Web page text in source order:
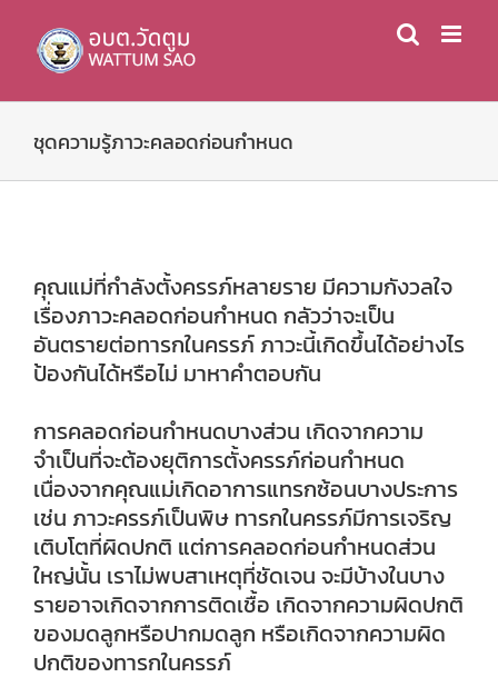
content
ชุดความรู้ภาวะคลอดก่อนกำหนด
คุณแม่ที่กำลังตั้งครรภ์หลายราย มีความกังวลใจ
เรื่องภาวะคลอดก่อนกำหนด กลัวว่าจะเป็น
อันตรายต่อทารกในครรภ์ ภาวะนี้เกิดขึ้นได้อย่างไร
ป้องกันได้หรือไม่ มาหาคำตอบกัน
การคลอดก่อนกำหนดบางส่วน เกิดจากความ
จำเป็นที่จะต้องยุติการตั้งครรภ์ก่อนกำหนด
เนื่องจากคุณแม่เกิดอาการแทรกซ้อนบางประการ
เช่น ภาวะครรภ์เป็นพิษ ทารกในครรภ์มีการเจริญ
เติบโตที่ผิดปกติ แต่การคลอดก่อนกำหนดส่วน
ใหญ่นั้น เราไม่พบสาเหตุที่ชัดเจน จะมีบ้างในบาง
รายอาจเกิดจากการติดเชื้อ เกิดจากความผิดปกติ
ของมดลูกหรือปากมดลูก หรือเกิดจากความผิด
ปกติของทารกในครรภ์